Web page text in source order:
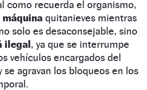
como recuerda el organismo,
quitanieves mientras
solo es desaconsejable, sino
ilegal, ya que se interrumpe
vehículos encargados del
agravan los bloqueos en los